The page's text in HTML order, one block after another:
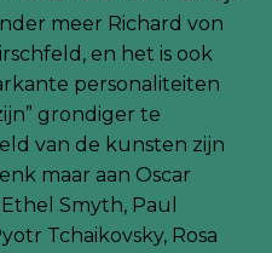
meer Richard von
en het is ook
personaliteiten
grondiger te
van de kunsten zijn
maar aan Oscar
Smyth, Paul
Tchaikovsky, Rosa